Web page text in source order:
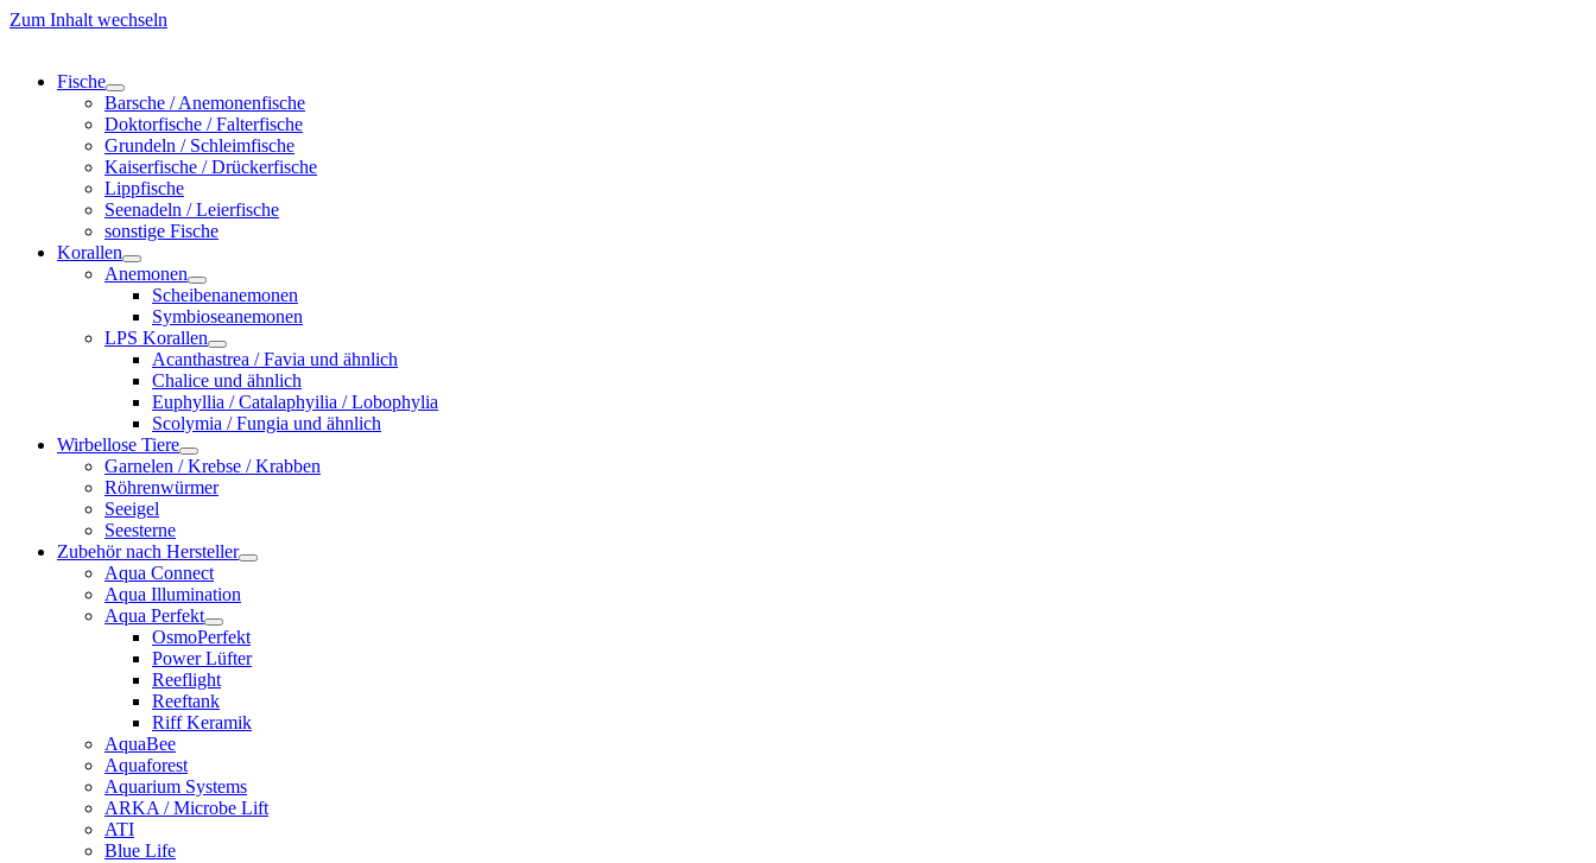
Zum Inhalt wechseln
Fische
Barsche / Anemonenfische
Doktorfische / Falterfische
Grundeln / Schleimfische
Kaiserfische / Drückerfische
Lippfische
Seenadeln / Leierfische
sonstige Fische
Korallen
Anemonen
Scheibenanemonen
Symbioseanemonen
LPS Korallen
Acanthastrea / Favia und ähnlich
Chalice und ähnlich
Euphyllia / Catalaphyilia / Lobophylia
Scolymia / Fungia und ähnlich
Wirbellose Tiere
Garnelen / Krebse / Krabben
Röhrenwürmer
Seeigel
Seesterne
Zubehör nach Hersteller
Aqua Connect
Aqua Illumination
Aqua Perfekt
OsmoPerfekt
Power Lüfter
Reeflight
Reeftank
Riff Keramik
AquaBee
Aquaforest
Aquarium Systems
ARKA / Microbe Lift
ATI
Blue Life